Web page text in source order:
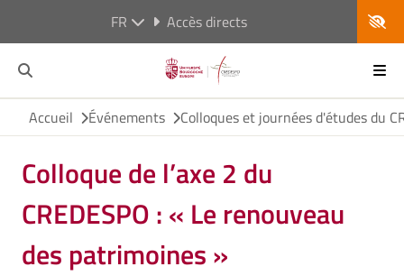
FR Accès directs
Accueil Événements Colloques et journées d'études du
Colloque de l’axe 2 du
CREDESPO : « Le renouveau
des patrimoines »